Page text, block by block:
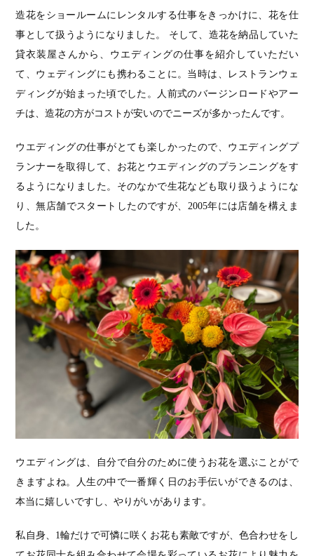
造花をショールームにレンタルする仕事をきっかけに、花を仕
事として扱うようになりました。 そして、造花を納品していた
貸衣装屋さんから、ウエディングの仕事を紹介していただい
て、ウェディングにも携わることに。当時は、レストランウェ
ディングが始まった頃でした。人前式のバージンロードやアー
チは、造花の方がコストが安いのでニーズが多かったんです。
ウエディングの仕事がとても楽しかったので、ウエディングプ
ランナーを取得して、お花とウエディングのプランニングをす
るようになりました。そのなかで生花なども取り扱うようにな
り、無店舗でスタートしたのですが、2005年には店舗を構えま
した。
ウエディングは、自分で自分のために使うお花を選ぶことがで
きますよね。人生の中で一番輝く日のお手伝いができるのは、
本当に嬉しいですし、やりがいがあります。
私自身、1輪だけで可憐に咲くお花も素敵ですが、色合わせをし